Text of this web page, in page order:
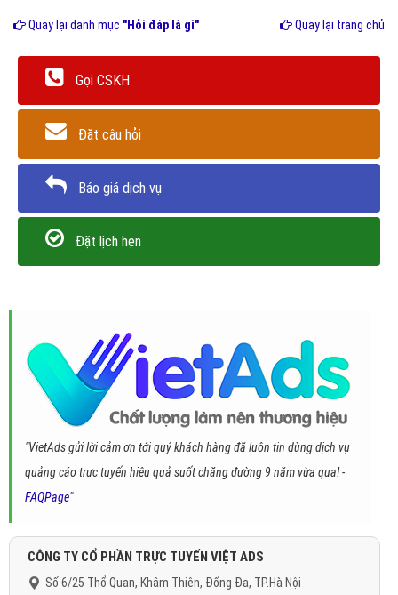
Quay lại danh mục "Hỏi đáp là gì" Quay lại trang chủ
Gọi CSKH
Đặt câu hỏi
Báo giá dịch vụ
Đặt lịch hẹn
"VietAds gửi lời cảm ơn tới quý khách hàng đã luôn tin dùng dịch vụ
quảng cáo trực tuyến hiệu quả suốt chặng đường 9 năm vừa qua! -
FAQPage"
CÔNG TY CỔ PHẦN TRỰC TUYẾN VIỆT ADS
Số 6/25 Thổ Quan, Khâm Thiên, Đống Đa, TP.Hà Nội